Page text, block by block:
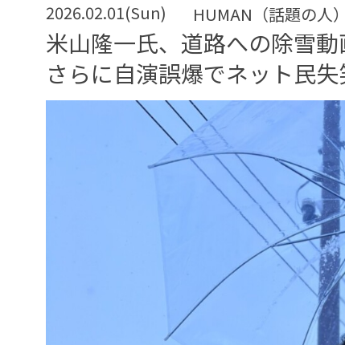
2026.02.01(Sun) HUMAN（話題の人）
米山隆一氏、道路への除雪
さらに自演誤爆でネット民